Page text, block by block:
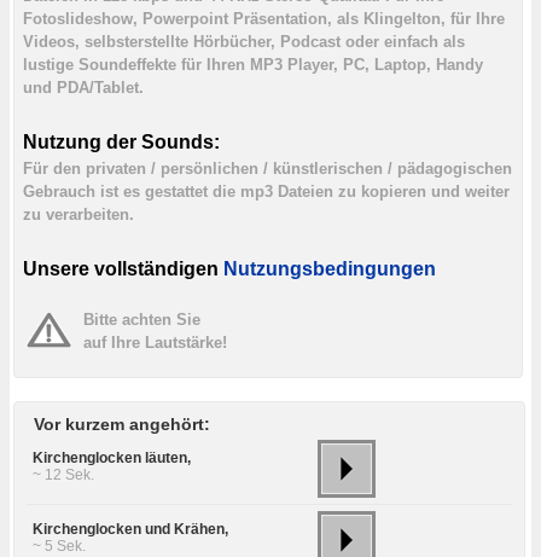
Fotoslideshow, Powerpoint Präsentation, als Klingelton, für Ihre
Videos, selbsterstellte Hörbücher, Podcast oder einfach als
lustige Soundeffekte für Ihren MP3 Player, PC, Laptop, Handy
und PDA/Tablet.
Nutzung der Sounds:
Für den privaten / persönlichen / künstlerischen / pädagogischen
Gebrauch ist es gestattet die mp3 Dateien zu kopieren und weiter
zu verarbeiten.
Unsere vollständigen Nutzungsbedingungen
Bitte achten Sie
auf Ihre Lautstärke!
Vor kurzem angehört:
Kirchenglocken läuten,
~ 12 Sek.
Kirchenglocken und Krähen,
~ 5 Sek.